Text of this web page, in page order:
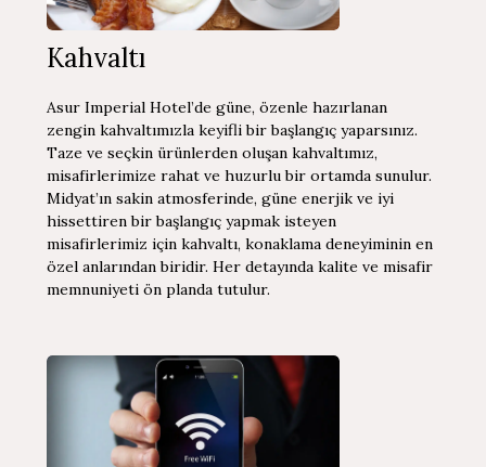
Kahvaltı
Asur Imperial Hotel’de güne, özenle hazırlanan
zengin kahvaltımızla keyifli bir başlangıç yaparsınız.
Taze ve seçkin ürünlerden oluşan kahvaltımız,
misafirlerimize rahat ve huzurlu bir ortamda sunulur.
Midyat’ın sakin atmosferinde, güne enerjik ve iyi
hissettiren bir başlangıç yapmak isteyen
misafirlerimiz için kahvaltı, konaklama deneyiminin en
özel anlarından biridir. Her detayında kalite ve misafir
memnuniyeti ön planda tutulur.